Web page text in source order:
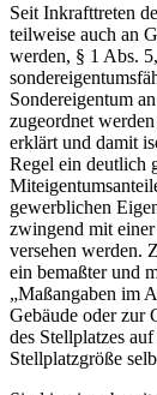
Seit Inkrafttreten
teilweise auch an
werden, § 1 Abs.
Sondereigentum
zugeordnet
erklärt und damit
Regel ein deutlich
gewerblichen
zwingend mit
versehen werden.
ein bemaßter und
„Maßangaben im
Gebäude oder zur
des Stellplatzes
Stellplatzgröße